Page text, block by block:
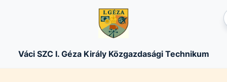
Váci SZC I. Géza Király Közgazdasági Technikum